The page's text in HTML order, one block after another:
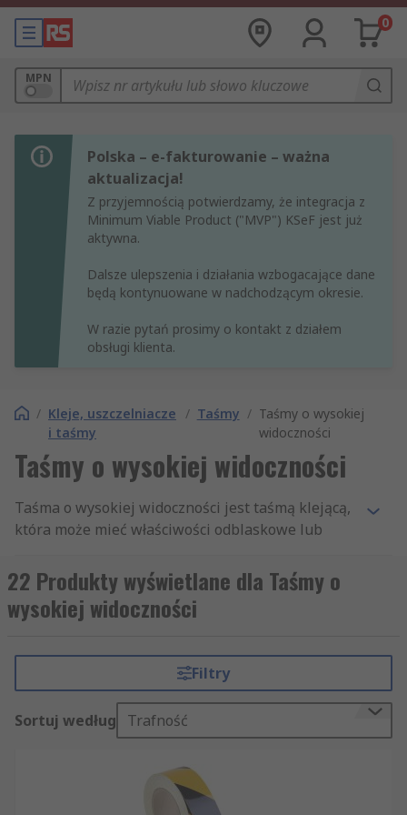
0
MPN
Polska – e-fakturowanie – ważna
aktualizacja!
Z przyjemnością potwierdzamy, że integracja z
Minimum Viable Product ("MVP") KSeF jest już
aktywna.
Dalsze ulepszenia i działania wzbogacające dane
będą kontynuowane w nadchodzącym okresie.
W razie pytań prosimy o kontakt z działem
obsługi klienta.
/ Kleje, uszczelniacze
i taśmy
/ Taśmy / Taśmy o wysokiej
widoczności
Taśmy o wysokiej widoczności
Taśma o wysokiej widoczności jest taśmą klejącą,
która może mieć właściwości odblaskowe lub
bezpieczeństwa i zwiększenia widoczności w
różnych środowiskach. Taśma może być z różnych
materiałów, często z materiału lub tkaniny, gdy
wodoodpornych w przypadku używania taśmy do
znakowania urządzeń oceanicznych.
Rodzaje taśm o wysokiej widoczności
Taśma fluorescencyjna– dostępne w różnych
szerokościach i kolorach, najczęściej żółte, taśmy
22 Produkty wyświetlane dla Taśmy o
wysokiej widoczności
Filtry
Sortuj według Trafność